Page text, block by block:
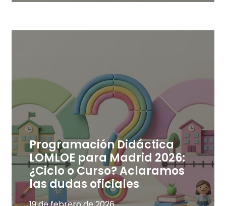
Programación Didáctica
LOMLOE para Madrid 2026:
¿Ciclo o Curso? Aclaramos
las dudas oficiales